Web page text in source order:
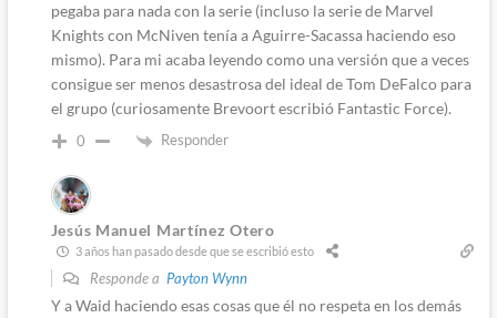
pegaba para nada con la serie (incluso la serie de Marvel
Knights con McNiven tenía a Aguirre-Sacassa haciendo eso
mismo). Para mi acaba leyendo como una versión que a veces
consigue ser menos desastrosa del ideal de Tom DeFalco para
el grupo (curiosamente Brevoort escribió Fantastic Force).
0 Responder
Jesús Manuel Martínez Otero
3 años han pasado desde que se escribió esto
Responde a Payton Wynn
Y a Waid haciendo esas cosas que él no respeta en los demás